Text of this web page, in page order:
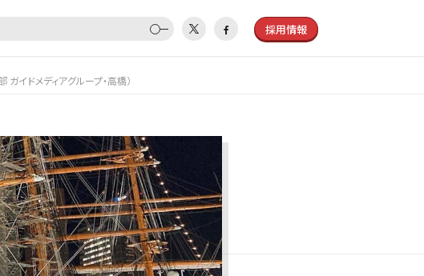
採用情報
イドメディアグループ・高橋）